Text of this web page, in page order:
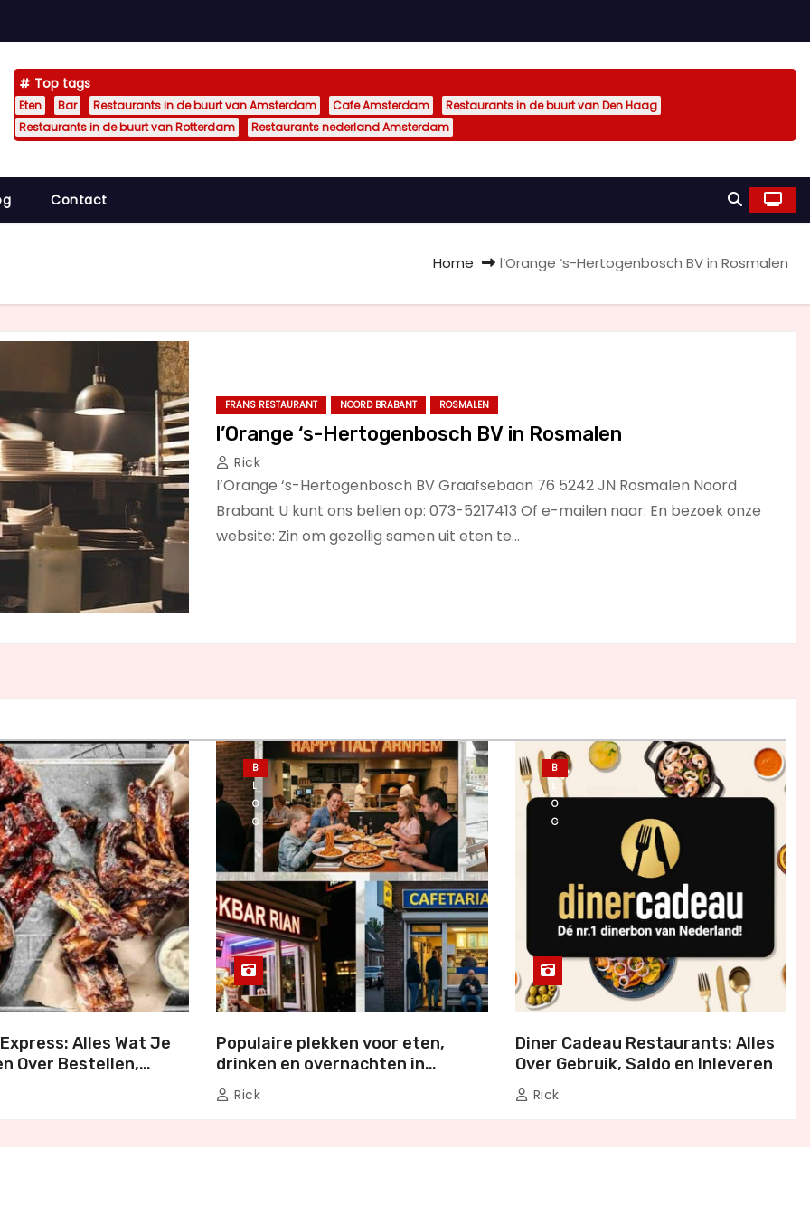
Top tags
Eten Bar Restaurants in de buurt van Amsterdam Cafe Amsterdam
Restaurants in de buurt van Den Haag
Restaurants in de buurt van Rotterdam
Restaurants nederland Amsterdam
Contact
Home l’Orange ‘s-Hertogenbosch BV in Rosmalen
FRANS RESTAURANT NOORD BRABANT ROSMALEN
l’Orange ‘s-Hertogenbosch BV in Rosmalen
Rick
l’Orange ‘s-Hertogenbosch BV Graafsebaan 76 5242 JN Rosmalen Noord
Brabant U kunt ons bellen op: 073-5217413 Of e-mailen naar: En bezoek onze
website: Zin om gezellig samen uit eten te…
Alles Wat Je
Over Bestellen,
Genieten
B
L
O
G
Populaire plekken voor eten,
drinken en overnachten in
Nederland
Rick
B
L
O
G
Diner Cadeau Restaurants: Alles
Over Gebruik, Saldo en Inleveren
Rick